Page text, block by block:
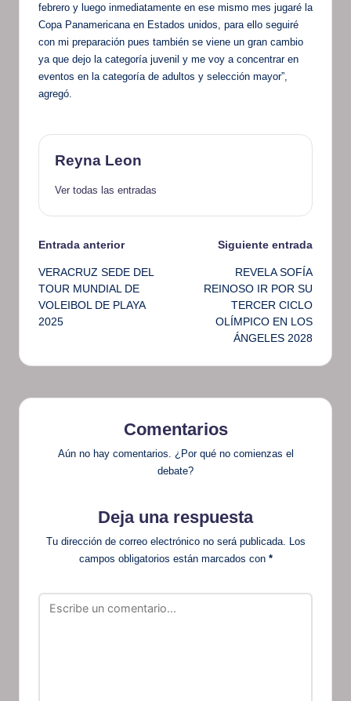
febrero y luego inmediatamente en ese mismo mes jugaré la
Copa Panamericana en Estados unidos, para ello seguiré
con mi preparación pues también se viene un gran cambio
ya que dejo la categoría juvenil y me voy a concentrar en
eventos en la categoría de adultos y selección mayor”,
agregó.
Reyna Leon
Ver todas las entradas
Navegación
de
entradas
Entrada anterior
VERACRUZ SEDE DEL
TOUR MUNDIAL DE
VOLEIBOL DE PLAYA
2025
Siguiente entrada
REVELA SOFÍA
REINOSO IR POR SU
TERCER CICLO
OLÍMPICO EN LOS
ÁNGELES 2028
Comentarios
Aún no hay comentarios. ¿Por qué no comienzas el
debate?
Deja una respuesta
Tu dirección de correo electrónico no será publicada.
Los
campos obligatorios están marcados con *